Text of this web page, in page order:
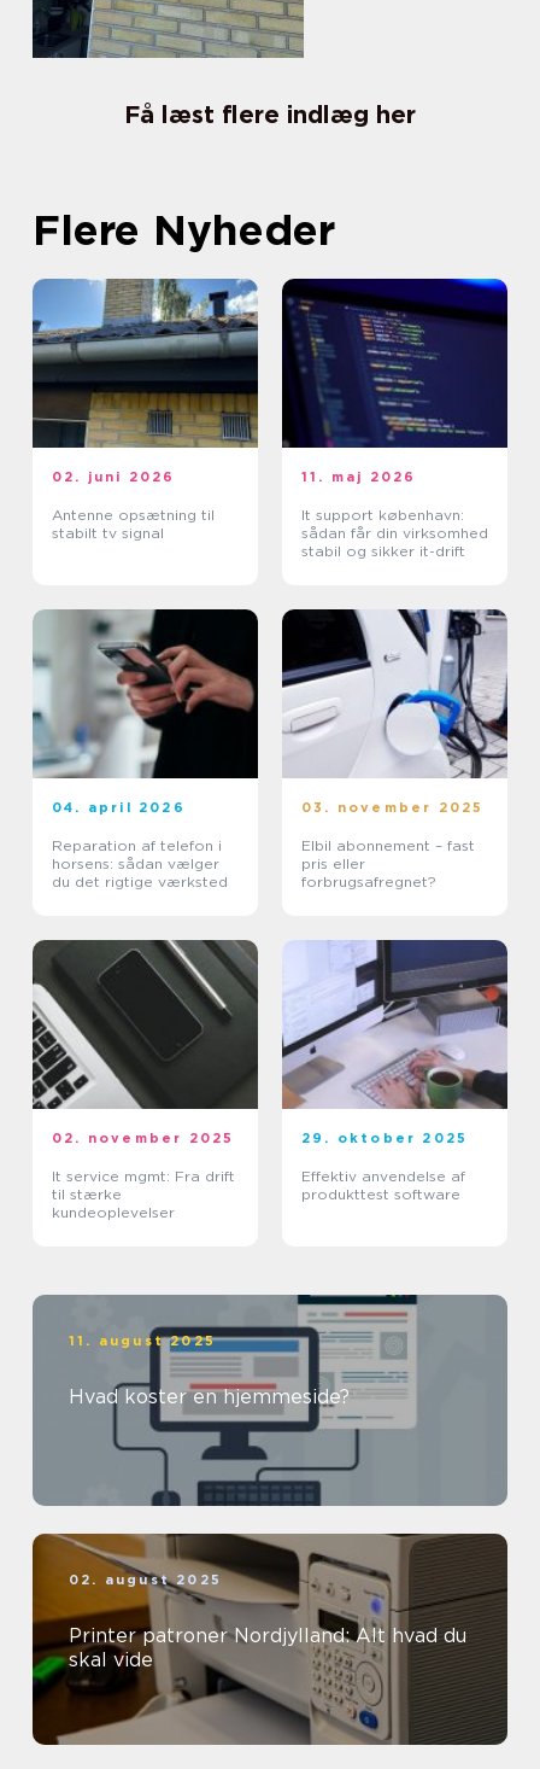
Få læst flere indlæg her
Flere Nyheder
02. juni 2026
Antenne opsætning til
stabilt tv signal
11. maj 2026
It support københavn:
sådan får din virksomhed
stabil og sikker it-drift
04. april 2026
Reparation af telefon i
horsens: sådan vælger
du det rigtige værksted
03. november 2025
Elbil abonnement – fast
pris eller
forbrugsafregnet?
02. november 2025
It service mgmt: Fra drift
til stærke
kundeoplevelser
29. oktober 2025
Effektiv anvendelse af
produkttest software
11. august 2025
Hvad koster en hjemmeside?
02. august 2025
Printer patroner Nordjylland: Alt hvad du
skal vide